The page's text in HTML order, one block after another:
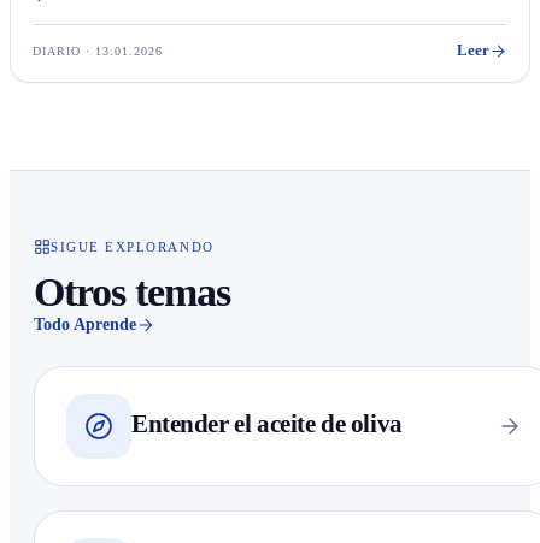
DIARIO · 13.01.2026 Leer
SIGUE EXPLORANDO
Otros temas
Todo Aprende
Entender el aceite de oliva